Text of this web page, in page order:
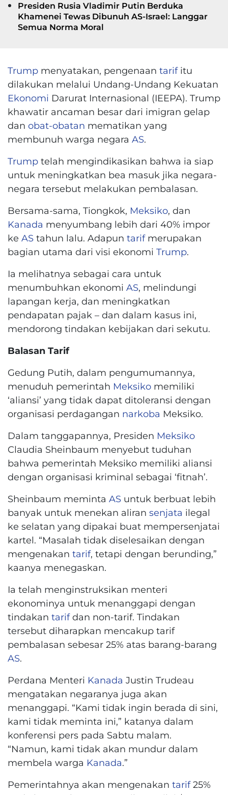
Presiden Rusia Vladimir Putin Berduka
Khamenei Tewas Dibunuh AS-Israel: Langgar
Semua Norma Moral
Trump menyatakan, pengenaan tarifitu
dilakukan melalui Undang-Undang Kekuatan
Ekonomi Darurat Internasional (IEEPA). Trump
khawatir ancaman besar dari imigran gelap
dan obat-obatan mematikan yang
membunuh warga negara AS.
Trump telah mengindikasikan bahwa ia siap
untuk meningkatkan bea masuk jika negara-
negara tersebut melakukan pembalasan.
Bersama-sama, Tiongkok, Meksiko, dan
Kanada menyumbang lebih dari 40% impor
ke AS tahun lalu. Adapun tarifmerupakan
bagian utama dari visi ekonomi Trump.
Ia melihatnya sebagai cara untuk
menumbuhkan ekonomi AS, melindungi
lapangan kerja, dan meningkatkan
pendapatan pajak – dan dalam kasus ini,
mendorong tindakan kebijakan dari sekutu.
Balasan Tarif
Gedung Putih, dalam pengumumannya,
menuduh pemerintah Meksiko memiliki
‘aliansi’ yang tidak dapat ditoleransi dengan
organisasi perdagangan narkoba Meksiko.
Dalam tanggapannya, Presiden Meksiko
Claudia Sheinbaum menyebut tuduhan
bahwa pemerintah Meksiko memiliki aliansi
dengan organisasi kriminal sebagai ‘fitnah’.
Sheinbaum meminta AS untuk berbuat lebih
banyak untuk menekan aliran senjata ilegal
ke selatan yang dipakai buat mempersenjatai
kartel. “Masalah tidak diselesaikan dengan
mengenakan tarif, tetapi dengan berunding,”
kaanya menegaskan.
Ia telah menginstruksikan menteri
ekonominya untuk menanggapi dengan
tindakan tarifdan non-tarif. Tindakan
tersebut diharapkan mencakup tarif
pembalasan sebesar 25% atas barang-barang
AS.
Perdana Menteri Kanada Justin Trudeau
mengatakan negaranya juga akan
menanggapi. “Kami tidak ingin berada di sini,
kami tidak meminta ini,” katanya dalam
konferensi pers pada Sabtu malam.
“Namun, kami tidak akan mundur dalam
membela warga Kanada.”
Pemerintahnya akan mengenakan tarif25%